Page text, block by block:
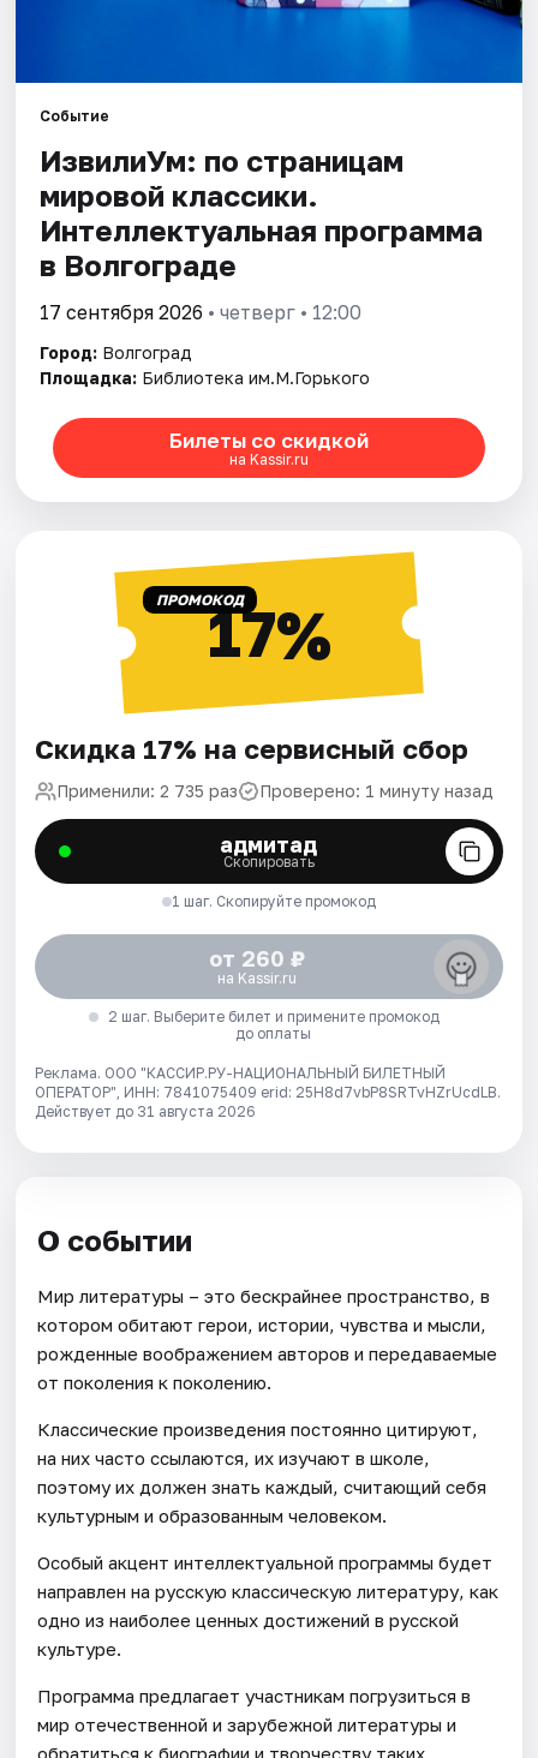
Событие
ИзвилиУм: по страницам
мировой классики.
Интеллектуальная программа
в Волгограде
17 сентября 2026 • четверг • 12:00
Город: Волгоград
Площадка: Библиотека им.М.Горького
Билеты со скидкой
на Kassir.ru
ПРОМОКОД17%
Скидка 17% на сервисный сбор
Применили: 2 735 раз Проверено: 1 минуту назад
адмитад
Скопировать
1 шаг. Скопируйте промокод
от 260 ₽
на Kassir.ru
2 шаг. Выберите билет и примените промокод
до оплаты
Реклама. ООО "КАССИР.РУ-НАЦИОНАЛЬНЫЙ БИЛЕТНЫЙ
ОПЕРАТОР", ИНН: 7841075409 erid: 25H8d7vbP8SRTvHZrUcdLB.
Действует до 31 августа 2026
О событии
Мир литературы – это бескрайнее пространство, в
котором обитают герои, истории, чувства и мысли,
рожденные воображением авторов и передаваемые
от поколения к поколению.
Классические произведения постоянно цитируют,
на них часто ссылаются, их изучают в школе,
поэтому их должен знать каждый, считающий себя
культурным и образованным человеком.
Особый акцент интеллектуальной программы будет
направлен на русскую классическую литературу, как
одно из наиболее ценных достижений в русской
культуре.
Программа предлагает участникам погрузиться в
мир отечественной и зарубежной литературы и
обратиться к биографии и творчеству таких